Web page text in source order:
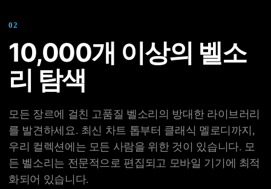
02
10,000개 이상의 벨소
리 탐색
모든 장르에 걸친 고품질 벨소리의 방대한 라이브러리
를 발견하세요. 최신 차트 톱부터 클래식 멜로디까지,
우리 컬렉션에는 모든 사람을 위한 것이 있습니다. 모
든 벨소리는 전문적으로 편집되고 모바일 기기에 최적
화되어 있습니다.